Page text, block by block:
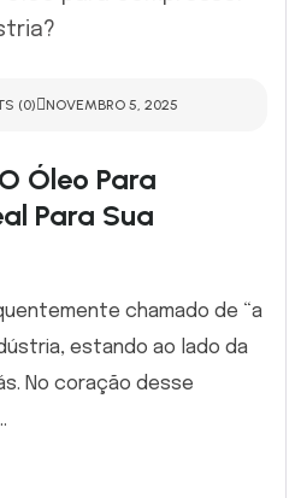
(0) NOVEMBRO 5, 2025
Óleo Para
Para Sua
chamado de “a
estando ao lado da
No coração desse